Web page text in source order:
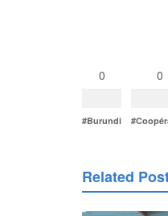
0
#Burundi
0
Related